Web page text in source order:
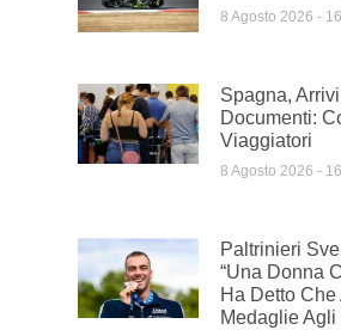
8 Agosto 2026
Spagna,
Documenti:
Viaggiatori
8 Agosto 2026
Paltrinieri
“Una Donna
Ha Detto
Medaglie Agli